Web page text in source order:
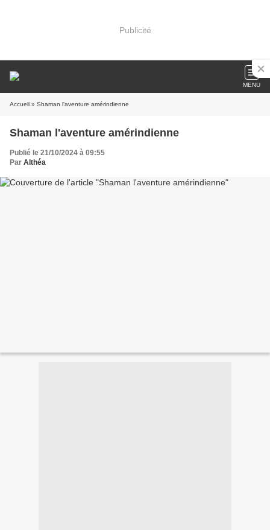
Publicité
MENU
Accueil » Shaman l'aventure amérindienne
Shaman l'aventure amérindienne
Publié le 21/10/2024 à 09:55
Par Althéa